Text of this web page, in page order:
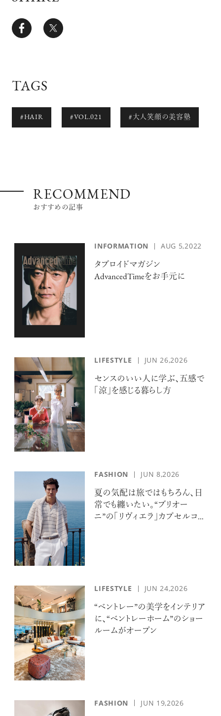
TAGS
#HAIR #VOL.021 #大人笑顔の美容塾
RECOMMEND
おすすめの記事
INFORMATION AUG 5,2022
タブロイドマガジン
AdvancedTimeをお手元に
LIFESTYLE JUN 26,2026
センスのいい人に学ぶ、五感で
「涼」を感じる暮らし方
FASHION JUN 8,2026
夏の気配は旅ではもちろん、日
常でも纏いたい。“ブリオー
ニ”の「リヴィエラ」カプセルコレ
LIFESTYLE JUN 24,2026
“ベントレー”の美学をインテリア
に、“ベントレーホーム”のショー
ルームがオープン
FASHION JUN 19,2026